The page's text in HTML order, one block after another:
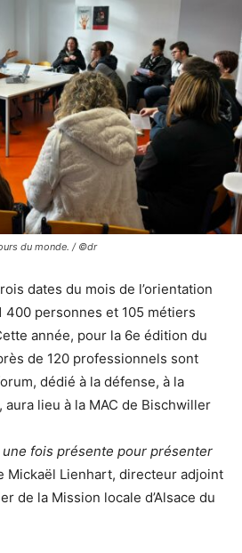
du monde. / ©dr
dates du mois de l’orientation
400 personnes et 105 métiers
année, pour la 6e édition du
de 120 professionnels sont
dédié à la défense, à la
lieu à la MAC de Bischwiller
une fois présente pour présenter
Mickaël Lienhart, directeur adjoint
de la Mission locale d’Alsace du